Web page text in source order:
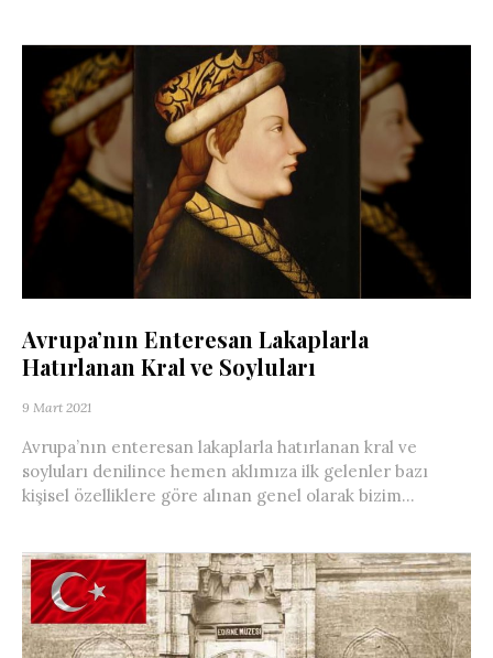
Avrupa’nın Enteresan Lakaplarla
Hatırlanan Kral ve Soyluları
9 Mart 2021
Avrupa’nın enteresan lakaplarla hatırlanan kral ve
soyluları denilince hemen aklımıza ilk gelenler bazı
kişisel özelliklere göre alınan genel olarak bizim...